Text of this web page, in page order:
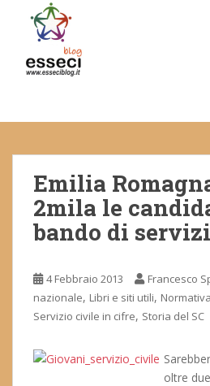
m
Emilia
2mila le
bando di
4 Febbraio 2013 Francesco
nazionale, Libri e siti utili,
Servizio civile in cifre, Storia del SC
oltre